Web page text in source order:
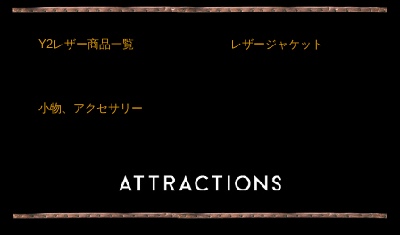
Y2レザー商品一覧 レザージャケット
小物、アクセサリー